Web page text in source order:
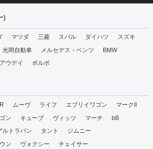
)
マツダ 三菱 スバル ダイハツ
スズキ
光岡自動車 メルセデス・ベンツ
BMW
アウデイ ボルボ
ムーヴ ライフ エブリイワゴン
マークII
ン キューブ ヴィッツ マーチ
bB
ルトラパン タント
ジムニー
ン ヴォクシー チェイサー